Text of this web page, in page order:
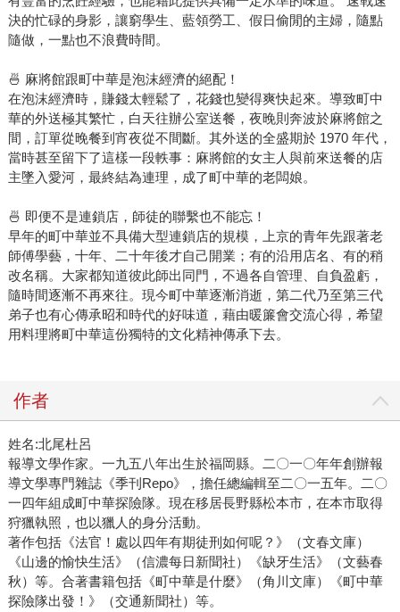
決的忙碌的身影，讓窮學生、藍領勞工、假日偷閒的主婦，隨點
隨做，一點也不浪費時間。
🍜 麻將館跟町中華是泡沫經濟的絕配！
在泡沫經濟時，賺錢太輕鬆了，花錢也變得爽快起來。導致町中
華的外送極其繁忙，白天往辦公室送餐，夜晚則奔波於麻將館之
間，訂單從晚餐到宵夜從不間斷。其外送的全盛期於 1970 年代，
當時甚至留下了這樣一段軼事：麻將館的女主人與前來送餐的店
主墜入愛河，最終結為連理，成了町中華的老闆娘。
🍜 即便不是連鎖店，師徒的聯繫也不能忘！
早年的町中華並不具備大型連鎖店的規模，上京的青年先跟著老
師傅學藝，十年、二十年後才自己開業；有的沿用店名、有的稍
改名稱。大家都知道彼此師出同門，不過各自管理、自負盈虧，
隨時間逐漸不再來往。現今町中華逐漸消逝，第二代乃至第三代
弟子也有心傳承昭和時代的好味道，藉由暖簾會交流心得，希望
用料理將町中華這份獨特的文化精神傳承下去。
作者
姓名:北尾杜呂
報導文學作家。一九五八年出生於福岡縣。二〇一〇年年創辦報
導文學專門雜誌《季刊Repo》，擔任總編輯至二〇一五年。二〇
一四年組成町中華探險隊。現在移居長野縣松本市，在本市取得
狩獵執照，也以獵人的身分活動。
著作包括《法官！處以四年有期徒刑如何呢？》（文春文庫）
《山邊的愉快生活》（信濃每日新聞社）《缺牙生活》（文藝春
秋）等。合著書籍包括《町中華是什麼》（角川文庫）《町中華
探險隊出發！》（交通新聞社）等。